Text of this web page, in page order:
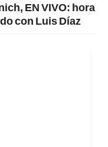
EN VIVO: hora
con Luis Díaz